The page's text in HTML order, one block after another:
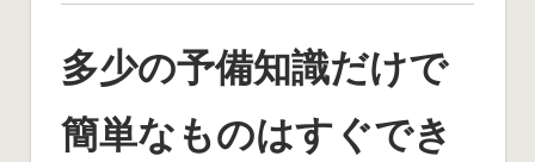
多少の予備知識だけで
簡単なものはすぐでき